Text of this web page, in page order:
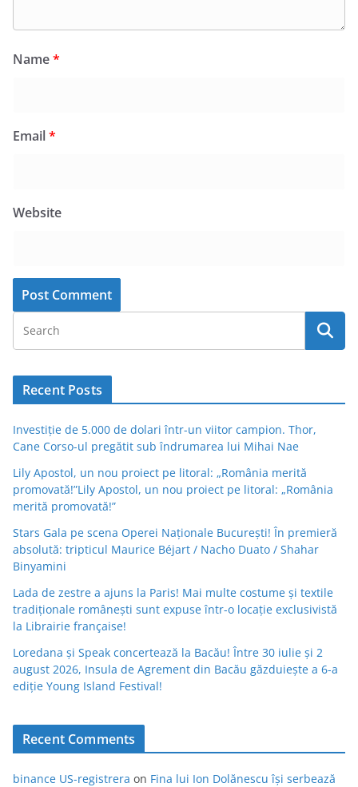
Name*
Email*
Website
Recent Posts
Investiție de 5.000 de dolari într-un viitor campion. Thor,
Cane Corso-ul pregătit sub îndrumarea lui Mihai Nae
Lily Apostol, un nou proiect pe litoral: „România merită
promovată!”Lily Apostol, un nou proiect pe litoral: „România
merită promovată!”
Stars Gala pe scena Operei Naționale București! În premieră
absolută: tripticul Maurice Béjart / Nacho Duato / Shahar
Binyamini
Lada de zestre a ajuns la Paris! Mai multe costume și textile
tradiționale românești sunt expuse într-o locație exclusivistă
la Librairie française!
Loredana și Speak concertează la Bacău! Între 30 iulie și 2
august 2026, Insula de Agrement din Bacău găzduiește a 6-a
ediție Young Island Festival!
Recent Comments
binance US-registrera on Fina lui Ion Dolănescu își serbează